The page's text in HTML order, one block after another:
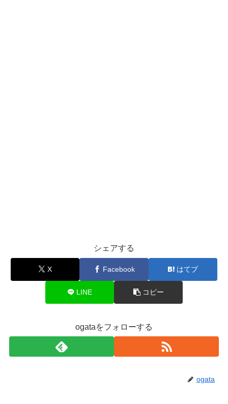
シェアする
X Facebook はてブ
LINE コピー
ogataをフォローする
ogata